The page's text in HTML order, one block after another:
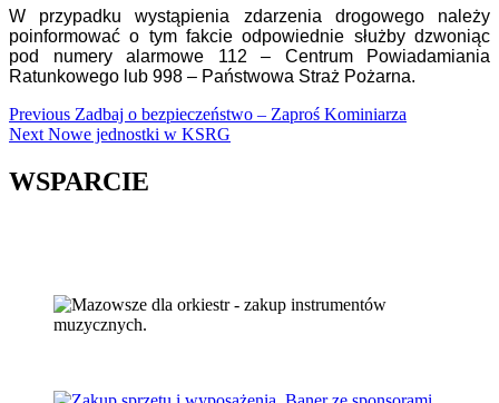
W przypadku wystąpienia zdarzenia drogowego należy
poinformować o tym fakcie odpowiednie służby dzwoniąc
pod numery alarmowe 112 – Centrum Powiadamiania
Ratunkowego lub 998 – Państwowa Straż Pożarna.
Continue
Reading
Previous Zadbaj o bezpieczeństwo – Zaproś Kominiarza
Next Nowe jednostki w KSRG
WSPARCIE